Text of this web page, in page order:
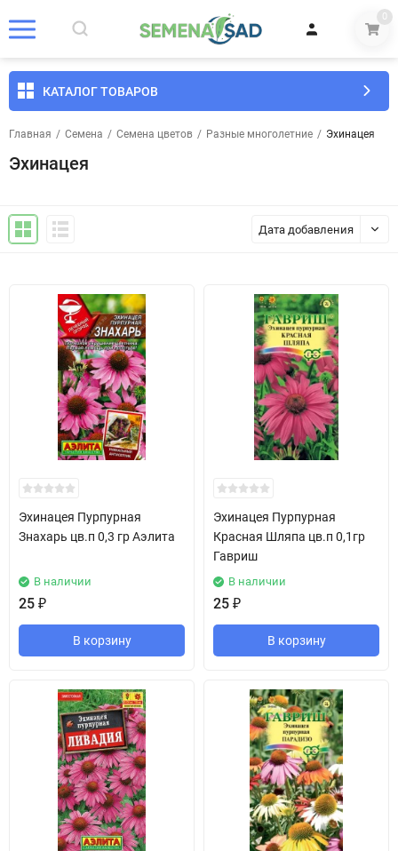
0
КАТАЛОГ ТОВАРОВ
Главная / Семена / Семена цветов / Разные многолетние / Эхинацея
Эхинацея
Дата добавления
Эхинацея Пурпурная
Знахарь цв.п 0,3 гр Аэлита
В наличии
25 ₽
В корзину
Эхинацея Пурпурная
Красная Шляпа цв.п 0,1гр
Гавриш
В наличии
25 ₽
В корзину